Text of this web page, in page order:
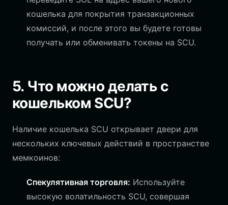
кошелька для покрытия транзакционных
комиссий, и после этого вы будете готовы
получать или обменивать токены на SCU.
5. Что можно делать с
кошельком SCU?
Наличие кошелька SCU открывает двери для
нескольких ключевых действий в пространстве
мемкоинов:
Спекулятивная торговля: Используйте
высокую волатильность SCU, совершая